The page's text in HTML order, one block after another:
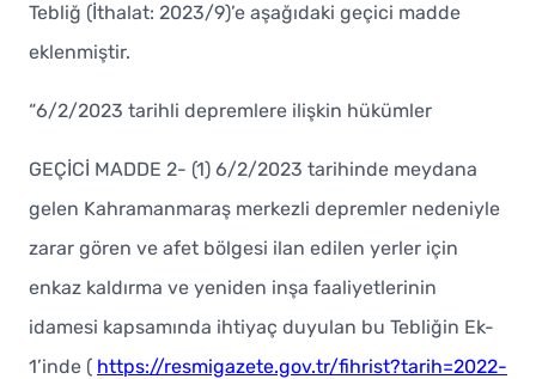
Tebliğ (İthalat: 2023/9)’e aşağıdaki geçici madde
eklenmiştir.
“6/2/2023 tarihli depremlere ilişkin hükümler
GEÇİCİ MADDE 2- (1) 6/2/2023 tarihinde meydana
gelen Kahramanmaraş merkezli depremler nedeniyle
zarar gören ve afet bölgesi ilan edilen yerler için
enkaz kaldırma ve yeniden inşa faaliyetlerinin
idamesi kapsamında ihtiyaç duyulan bu Tebliğin Ek-
1’inde ( https://resmigazete.gov.tr/fihrist?tarih=2022-